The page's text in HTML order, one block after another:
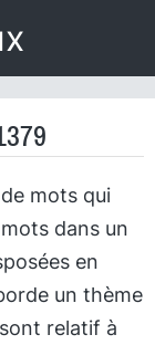
mots qui
dans un
en
un thème
relatif à